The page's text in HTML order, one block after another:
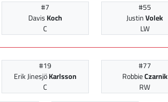
#7
DavisKoch
C
#55
JustinVolek
LW
#19
Erik JinesjöKarlsson
C
#77
RobbieCzarnik
RW